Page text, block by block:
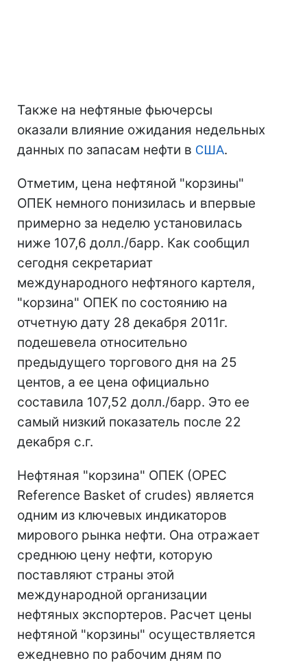
Также на нефтяные фьючерсы
оказали влияние ожидания недельных
данных по запасам нефти в США.
Отметим, цена нефтяной "корзины"
ОПЕК немного понизилась и впервые
примерно за неделю установилась
ниже 107,6 долл./барр. Как сообщил
сегодня секретариат
международного нефтяного картеля,
"корзина" ОПЕК по состоянию на
отчетную дату 28 декабря 2011г.
подешевела относительно
предыдущего торгового дня на 25
центов, а ее цена официально
составила 107,52 долл./барр. Это ее
самый низкий показатель после 22
декабря с.г.
Нефтяная "корзина" ОПЕК (OPEC
Reference Basket of crudes) является
одним из ключевых индикаторов
мирового рынка нефти. Она отражает
среднюю цену нефти, которую
поставляют страны этой
международной организации
нефтяных экспортеров. Расчет цены
нефтяной "корзины" осуществляется
ежедневно по рабочим дням по